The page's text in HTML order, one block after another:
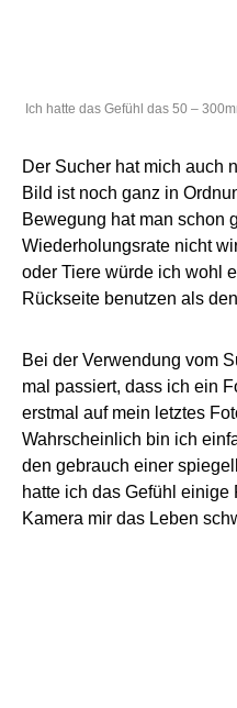
Ich hatte das Gefühl das 50 –
Der Sucher hat mich auch
Bild ist noch ganz in
Bewegung hat man schon
Wiederholungsrate nicht
oder Tiere würde ich wohl
Rückseite benutzen als
Bei der Verwendung vom
mal passiert, dass ich ein
erstmal auf mein letztes
Wahrscheinlich bin ich
den gebrauch einer
hatte ich das Gefühl
Kamera mir das Leben